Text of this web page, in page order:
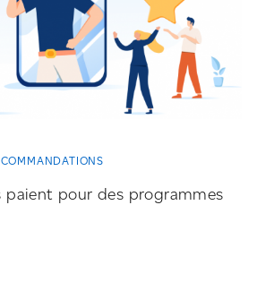
paient pour des programmes